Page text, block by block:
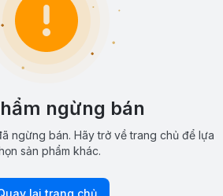
ngừng bán
ngừng bán. Hãy trở về trang chủ để lựa
sản phẩm khác.
lại trang chủ